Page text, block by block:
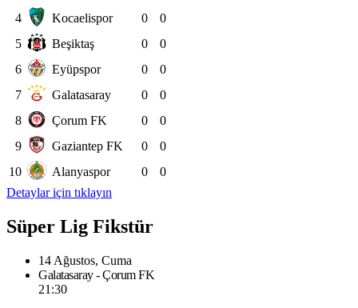
4
Kocaelispor 0
0
5
Beşiktaş 0
0
6
Eyüpspor 0
0
7
Galatasaray 0
0
8
Çorum FK 0
0
9
Gaziantep FK 0
0
10
Alanyaspor 0
0
Detaylar için tıklayın
Süper Lig Fikstür
14 Ağustos, Cuma
Galatasaray - Çorum FK
21:30